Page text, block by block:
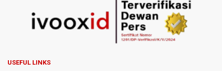
SEA V Cup 2026: Timnas Voli Putri Indonesia Menang
Lawan Vietnam 3-2
Kebakaran Landa Gedung Bapenda DKI Jakarta
PSSI Evaluasi TImnas Indonesia Setelah Gagal Tembus
USEFUL LINKS